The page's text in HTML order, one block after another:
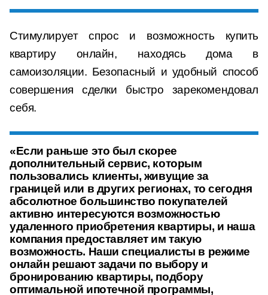
Стимулирует спрос и возможность купить
квартиру онлайн, находясь дома в
самоизоляции. Безопасный и удобный способ
совершения сделки быстро зарекомендовал
себя.
«Если раньше это был скорее
дополнительный сервис, которым
пользовались клиенты, живущие за
границей или в других регионах, то сегодня
абсолютное большинство покупателей
активно интересуются возможностью
удаленного приобретения квартиры, и наша
компания предоставляет им такую
возможность. Наши специалисты в режиме
онлайн решают задачи по выбору и
бронированию квартиры, подбору
оптимальной ипотечной программы,